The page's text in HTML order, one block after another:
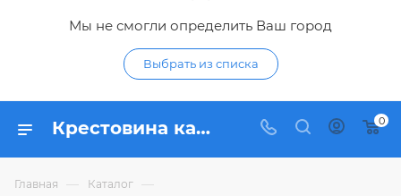
Мы не смогли определить Ваш город
Выбрать из списка
Крестовина канализационная РР 50-50-50/45 - купить по цене 72,47 ₽ в интернет-магазине Гидропромтехника с доставкой в Курске 0
Главная — Каталог —